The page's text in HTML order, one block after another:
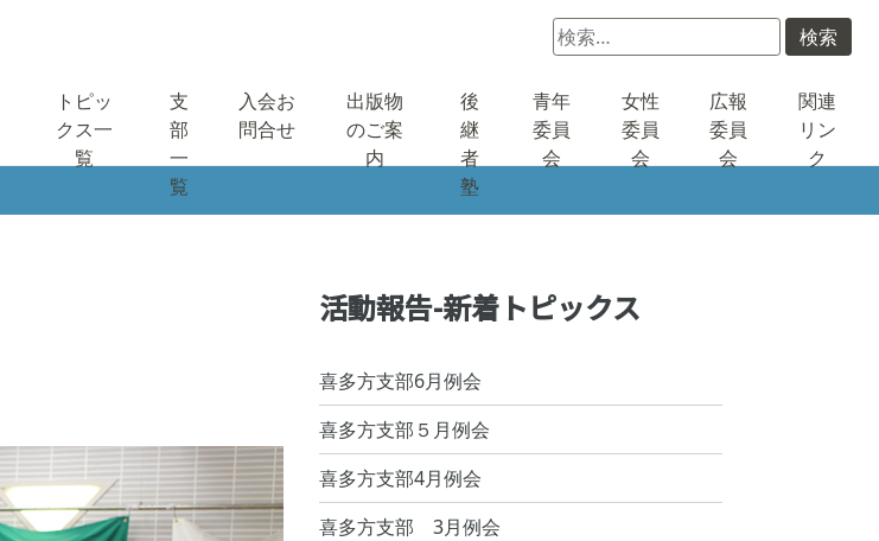
トピッ
クス一
覧
支
部
一
覧
入会お
問合せ
出版物
のご案
内
後
継
者
塾
青年
委員
会
女性
委員
会
広報
委員
会
関連
リン
ク
検
索:
活動報告-新着トピックス
喜多方支部6月例会
喜多方支部５月例会
喜多方支部4月例会
喜多方支部 3月例会